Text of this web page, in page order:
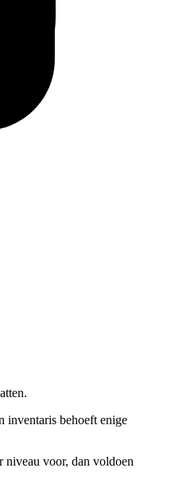
inventaris behoeft enige
niveau voor, dan voldoen